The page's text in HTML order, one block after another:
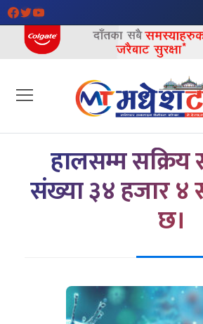
हालसम्म सक्रिय
संख्या ३४ हजार ४
छ।